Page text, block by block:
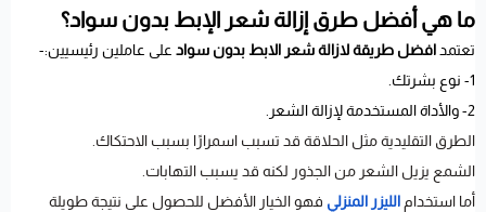
ما هي أفضل طرق إزالة شعر الإبط بدون سواد؟
تعتمدافضل طريقة لازالة شعر الابط بدون سواد على عاملين رئيسيين:-
1- نوع بشرتك.
2- والأداة المستخدمة لإزالة الشعر.
الطرق التقليدية مثل الحلاقة قد تسبب اسمرارًا بسبب الاحتكاك.
الشمع يزيل الشعر من الجذور لكنه قد يسبب التهابات.
أما استخدام الليزر المنزلي فهو الخيار الأفضل للحصول على نتيجة طويلة